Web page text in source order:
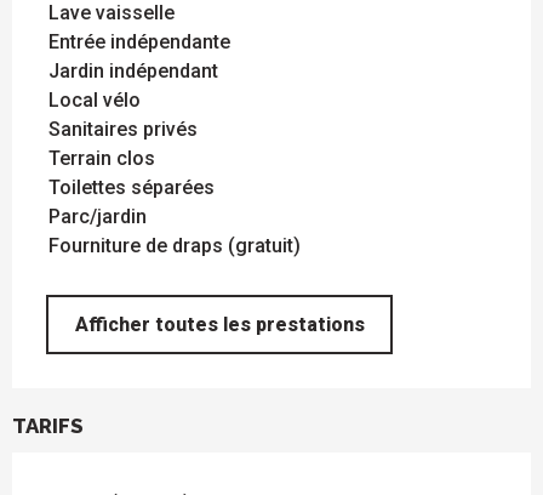
Lave vaisselle
Entrée indépendante
Jardin indépendant
Local vélo
Sanitaires privés
Terrain clos
Toilettes séparées
Parc/jardin
Fourniture de draps (gratuit)
Afficher toutes les prestations
TARIFS